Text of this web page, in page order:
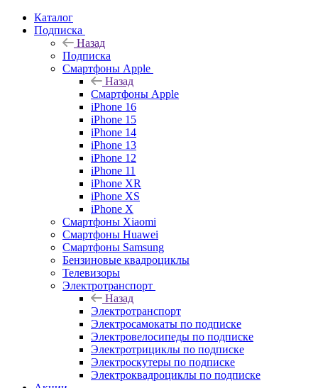
Каталог
Подписка
Назад
Подписка
Смартфоны Apple
Назад
Смартфоны Apple
iPhone 16
iPhone 15
iPhone 14
iPhone 13
iPhone 12
iPhone 11
iPhone XR
iPhone XS
iPhone X
Смартфоны Xiaomi
Смартфоны Huawei
Смартфоны Samsung
Бензиновые квадроциклы
Телевизоры
Электротранспорт
Назад
Электротранспорт
Электросамокаты по подписке
Электровелосипеды по подписке
Электротрициклы по подписке
Электроскутеры по подписке
Электроквадроциклы по подписке